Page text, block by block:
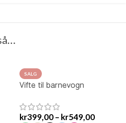
SALG
Vifte til barnevogn
kr399,00– kr549,00